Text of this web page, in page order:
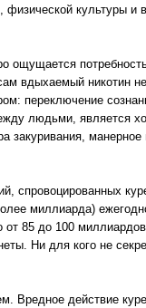
культуры и
ощущается
вдыхаемый никотин не
переключение
людьми, является
закуривания,
спровоцированных
миллиарда)
от 85 до 100
Ни для кого не
Вредное действие